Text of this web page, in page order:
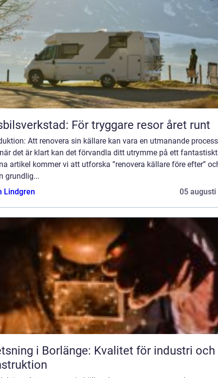
För tryggare resor året runt
Att renovera sin källare kan vara en utmanande
det är klart kan det förvandla ditt utrymme på ett
artikel kommer vi att utforska ”renovera källare före efter”
grundlig...
Lindgren
05 augusti
i Borlänge: Kvalitet för industri och